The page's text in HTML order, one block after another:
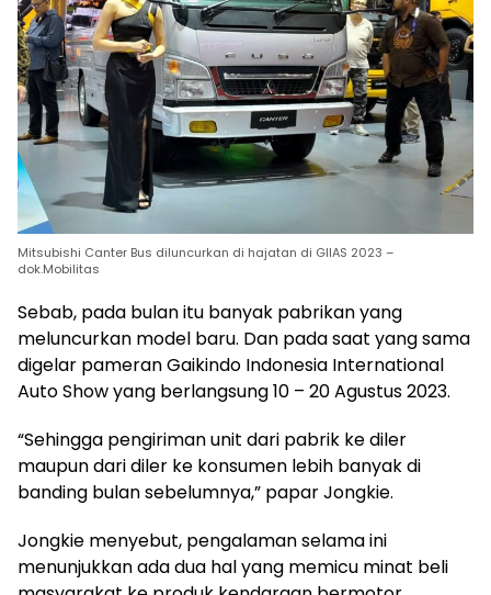
Mitsubishi Canter Bus diluncurkan di hajatan di GIIAS 2023 –
dok.Mobilitas
Sebab, pada bulan itu banyak pabrikan yang
meluncurkan model baru. Dan pada saat yang sama
digelar pameran Gaikindo Indonesia International
Auto Show yang berlangsung 10 – 20 Agustus 2023.
“Sehingga pengiriman unit dari pabrik ke diler
maupun dari diler ke konsumen lebih banyak di
banding bulan sebelumnya,” papar Jongkie.
Jongkie menyebut, pengalaman selama ini
menunjukkan ada dua hal yang memicu minat beli